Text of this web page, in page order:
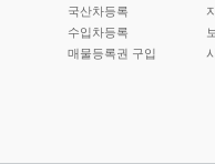
국산차등록
수입차등록
매물등록권 구입